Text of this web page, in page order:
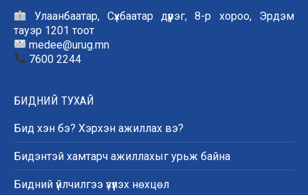
Улаанбаатар, Сүхбаатар дүүрэг, 8-р хороо, Эрдэм
тауэр 1201 тоот
medee@urug.mn
7600 2244
БИДНИЙ ТУХАЙ
Бид хэн бэ? Хэрхэн ажиллах вэ?
Бидэнтэй хамтарч ажиллахыг урьж байна
Бидний үйлчилгээ үзүүлэх нөхцөл